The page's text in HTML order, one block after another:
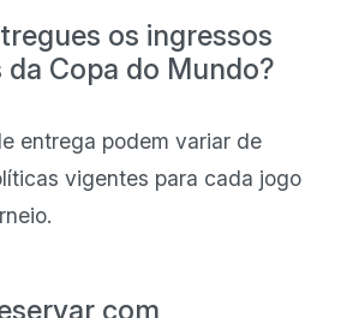
os ingressos
da Copa do Mundo?
entrega podem variar de
vigentes para cada jogo
com